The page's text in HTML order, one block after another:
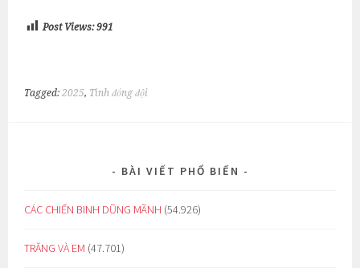
Post Views: 991
Tagged:2025, Tình đồng đội
BÀI VIẾT PHỔ BIẾN
CÁC CHIẾN BINH DŨNG MÃNH (54.926)
TRĂNG VÀ EM (47.701)